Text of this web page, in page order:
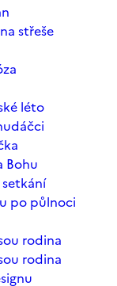
střeše
léto
Bohu
po půlnoci
rodina
rodina